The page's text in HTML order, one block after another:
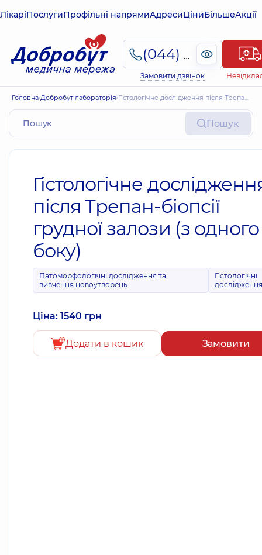
ЛікаріПослугиПрофільні напрямиАдресиЦіниБільшеАкції
(044) 495-2-888
Замовити дзвінок
Головна Добробут лабораторія Гістологічне дослідження після Трепан-біопсії грудної залози (з одного боку)
Пошук
Гістологічне
після Трепан-біопсії
грудної залози (з одного
боку)
Патоморфологічні дослідження та
вивчення новоутворень
Гістологічні
дослідження
Ціна: 1540 грн
Додати в кошик Замовити